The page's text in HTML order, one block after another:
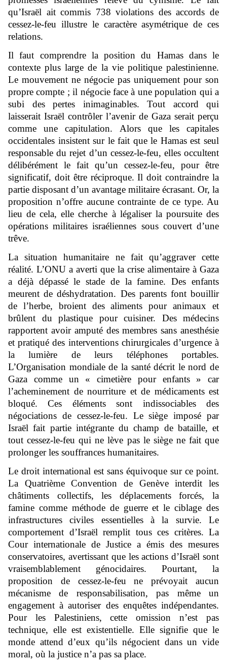
qu’Israël ait commis 738 violations des accords de
cessez-le-feu illustre le caractère asymétrique de ces
relations.
Il faut comprendre la position du Hamas dans le
contexte plus large de la vie politique palestinienne.
Le mouvement ne négocie pas uniquement pour son
propre compte ; il négocie face à une population qui a
subi des pertes inimaginables. Tout accord qui
laisserait Israël contrôler l’avenir de Gaza serait perçu
comme une capitulation. Alors que les capitales
occidentales insistent sur le fait que le Hamas est seul
responsable du rejet d’un cessez-le-feu, elles occultent
délibérément le fait qu’un cessez-le-feu, pour être
significatif, doit être réciproque. Il doit contraindre la
partie disposant d’un avantage militaire écrasant. Or, la
proposition n’offre aucune contrainte de ce type. Au
lieu de cela, elle cherche à légaliser la poursuite des
opérations militaires israéliennes sous couvert d’une
trêve.
La situation humanitaire ne fait qu’aggraver cette
réalité. L’ONU a averti que la crise alimentaire à Gaza
a déjà dépassé le stade de la famine. Des enfants
meurent de déshydratation. Des parents font bouillir
de l’herbe, broient des aliments pour animaux et
brûlent du plastique pour cuisiner. Des médecins
rapportent avoir amputé des membres sans anesthésie
et pratiqué des interventions chirurgicales d’urgence à
la lumière de leurs téléphones portables.
L’Organisation mondiale de la santé décrit le nord de
Gaza comme un « cimetière pour enfants » car
l’acheminement de nourriture et de médicaments est
bloqué. Ces éléments sont indissociables des
négociations de cessez-le-feu. Le siège imposé par
Israël fait partie intégrante du champ de bataille, et
tout cessez-le-feu qui ne lève pas le siège ne fait que
prolonger les souffrances humanitaires.
Le droit international est sans équivoque sur ce point.
La Quatrième Convention de Genève interdit les
châtiments collectifs, les déplacements forcés, la
famine comme méthode de guerre et le ciblage des
infrastructures civiles essentielles à la survie. Le
comportement d’Israël remplit tous ces critères. La
Cour internationale de Justice a émis des mesures
conservatoires, avertissant que les actions d’Israël sont
vraisemblablement génocidaires. Pourtant, la
proposition de cessez-le-feu ne prévoyait aucun
mécanisme de responsabilisation, pas même un
engagement à autoriser des enquêtes indépendantes.
Pour les Palestiniens, cette omission n’est pas
technique, elle est existentielle. Elle signifie que le
monde attend d’eux qu’ils négocient dans un vide
moral, où la justice n’a pas sa place.